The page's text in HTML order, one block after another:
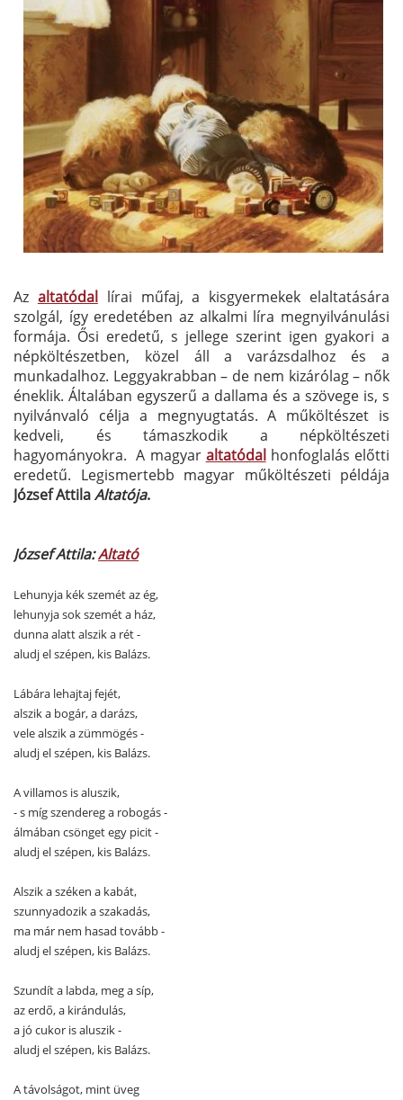
Az altatódallírai műfaj, a kisgyermekek elaltatására
szolgál, így eredetében az alkalmi líra megnyilvánulási
formája. Ősi eredetű, s jellege szerint igen gyakori a
népköltészetben, közel áll a varázsdalhoz és a
munkadalhoz. Leggyakrabban – de nem kizárólag – nők
éneklik. Általában egyszerű a dallama és a szövege is, s
nyilvánvaló célja a megnyugtatás. A műköltészet is
kedveli, és támaszkodik a népköltészeti
hagyományokra. A magyar altatódalhonfoglalás előtti
eredetű. Legismertebb magyar műköltészeti példája
József AttilaAltatója.
József Attila:Altató
Lehunyja kék szemét az ég,
lehunyja sok szemét a ház,
dunna alatt alszik a rét -
aludj el szépen, kis Balázs.
Lábára lehajtaj fejét,
alszik a bogár, a darázs,
vele alszik a zümmögés -
aludj el szépen, kis Balázs.
A villamos is aluszik,
- s míg szendereg a robogás -
álmában csönget egy picit -
aludj el szépen, kis Balázs.
Alszik a széken a kabát,
szunnyadozik a szakadás,
ma már nem hasad tovább -
aludj el szépen, kis Balázs.
Szundít a labda, meg a síp,
az erdő, a kirándulás,
a jó cukor is aluszik -
aludj el szépen, kis Balázs.
A távolságot, mint üveg